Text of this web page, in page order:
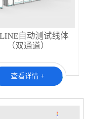
自动测试线体
（双通道）
查看详情 +